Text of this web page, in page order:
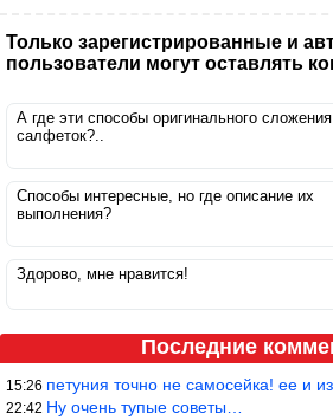
Только зарегистрированные и
пользователи могут оставлять
А где эти способы оригинального сложения
салфеток?..
Способы интересные, но где описание их
выполнения?
Здорово, мне нравится!
Последние
15:26 петуния точно не самосейка! ее и из
22:42 Ну очень тупые советы…